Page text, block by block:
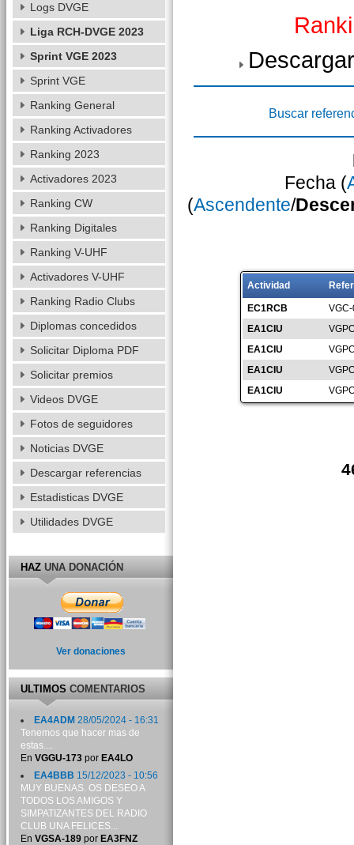
Buscar
Fecha (
(Ascendente/
Actividad
EC1RCB
EA1CIU
EA1CIU
EA1CIU
EA1CIU
Logs DVGE
Liga RCH-DVGE 2023
Sprint VGE 2023
Sprint VGE
Ranking General
Ranking Activadores
Ranking 2023
Activadores 2023
Ranking CW
Ranking Digitales
Ranking V-UHF
Activadores V-UHF
Ranking Radio Clubs
Diplomas concedidos
Solicitar Diploma PDF
Solicitar premios
Videos DVGE
Fotos de seguidores
Noticias DVGE
Descargar referencias
Estadisticas DVGE
Utilidades DVGE
HAZUNA DONACIÓN
Ver donaciones
ULTIMOSCOMENTARIOS
EA4ADM 28/05/2024 - 16:31
Tenemos que hacer mas de
estas....
En VGGU-173por EA4LO
EA4BBB 15/12/2023 - 10:56
MUY BUENAS. OS DESEO A
TODOS LOS AMIGOS Y
SIMPATIZANTES DEL RADIO
CLUB UNA FELICES...
En VGSA-189por EA3FNZ